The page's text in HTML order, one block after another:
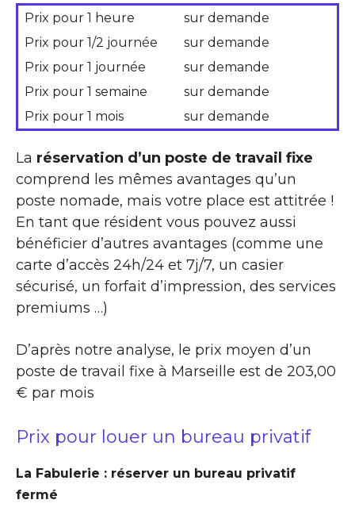
Prix pour 1 heure
sur demande
Prix pour 1/2 journée
sur demande
Prix pour 1 journée
sur demande
Prix pour 1 semaine
sur demande
Prix pour 1 mois
sur demande
La réservation d’un poste de travail fixe
comprend les mêmes avantages qu’un
poste nomade, mais votre place est attitrée !
En tant que résident vous pouvez aussi
bénéficier d’autres avantages (comme une
carte d’accès 24h/24 et 7j/7, un casier
sécurisé, un forfait d’impression, des services
premiums …)
D’après notre analyse, le prix moyen d’un
poste de travail fixe à Marseille est de 203,00
€ par mois
Prix pour louer un bureau privatif
La Fabulerie : réserver un bureau privatif
fermé